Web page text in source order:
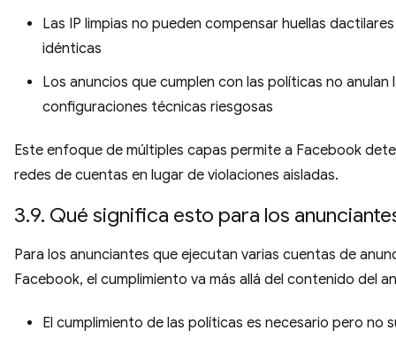
Las IP limpias no pueden compensar huellas dactilares
idénticas
Los anuncios que cumplen con las políticas no anulan
configuraciones técnicas riesgosas
Este enfoque de múltiples capas permite a Facebook
redes de cuentas en lugar de violaciones aisladas.
3.9. Qué significa esto para los
Para los anunciantes que ejecutan varias cuentas de
Facebook, el cumplimiento va más allá del contenido del
El cumplimiento de las políticas es necesario pero no